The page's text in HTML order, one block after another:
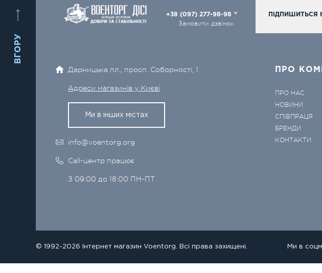
ВГОРУ
+38 (097) 277-98-98
Замовити дзвінок
ПІДПИШИТЬСЯ
Дарницька пл., просп. Соборності, 1
Адреси магазинів у Києві
Ми в інших містах
info@voentorg.org
Call-центр працює
З 09:00 до 18:00 ПН-ПТ
ПРО
ПРО НАС
НОВИНИ
СПІВПРАЦЯ
БРЕНДИ
КОНТАКТИ
© 1992-2026 Інтернет магазин Voentorg. Всі права захищені. Ми в